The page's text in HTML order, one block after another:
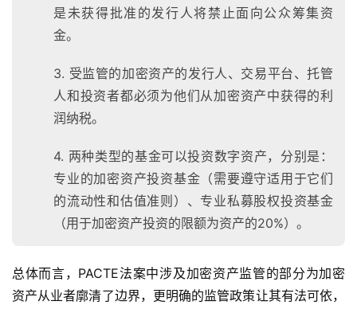
是未获得批准的发行人将禁止面向公众筹集资
金。
3. 受监管的加密资产的发行人、交易平台、托管
人和投资者都必须为他们从加密资产中获得的利
润纳税。
4. 两种类型的基金可以投资数字资产，分别是：
专业的加密资产投资基金（需要遵守适用于它们
的流动性和估值准则）、专业私募股权投资基金
（用于加密资产投资的限额为资产的20%）。
总体而言，PACTE法案中涉及加密资产监管的部分为加密
资产从业者廓清了边界，更明确的监管政策让其有法可依，